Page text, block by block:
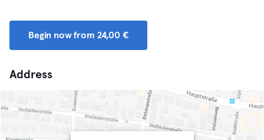
Begin now from 24,00 €
Address